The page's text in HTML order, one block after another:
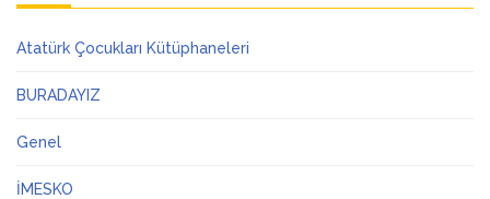
Atatürk Çocukları Kütüphaneleri
BURADAYIZ
Genel
İMESKO